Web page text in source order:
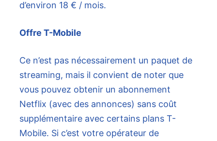
d’environ 18 € / mois.
Offre T-Mobile
Ce n’est pas nécessairement un paquet de
streaming, mais il convient de noter que
vous pouvez obtenir un abonnement
Netflix (avec des annonces) sans coût
supplémentaire avec certains plans T-
Mobile. Si c’est votre opérateur de